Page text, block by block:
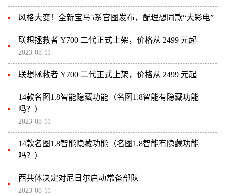
风格大变！全新宝马5系官图发布，配理想同款“大彩电”
联想拯救者 Y700 二代正式上架，价格从 2499 元起
2023-08-11
联想拯救者 Y700 二代正式上架，价格从 2499 元起
14款名图1.8智能隐藏功能（名图1.8智能有隐藏功能
吗？）
2023-08-11
14款名图1.8智能隐藏功能（名图1.8智能有隐藏功能
吗？）
西共体决定对尼日尔启动常备部队
2023-08-11